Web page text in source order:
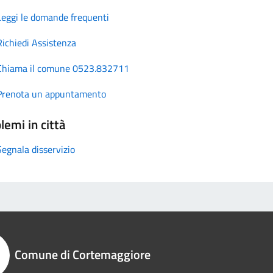
le domande frequenti
Assistenza
il comune 0523.832711
un appuntamento
in città
disservizio
Comune di Cortemaggiore